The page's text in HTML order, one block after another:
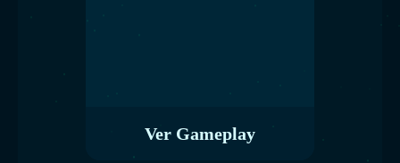
Ver Gameplay